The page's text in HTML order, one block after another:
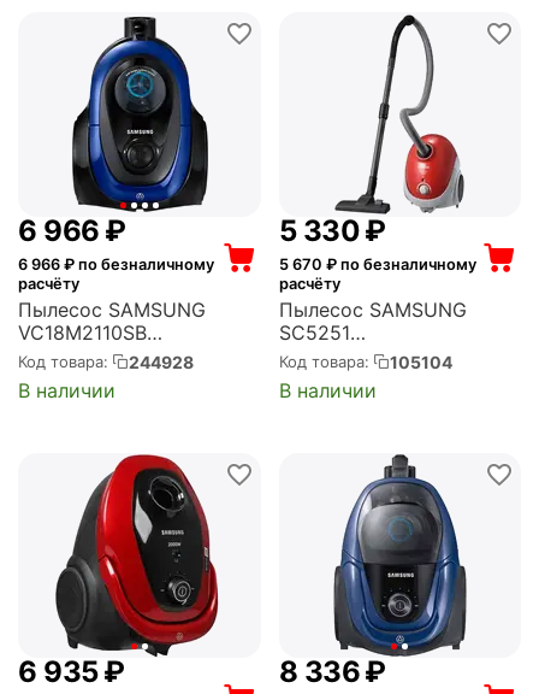
6 966 ₽
6 966 ₽ по безналичному
расчёту
Пылесос SAMSUNG
VC18M2110SB
(VC18M2110SB/EV)
Код товара: 244928
В наличии
5 330₽
5 670 ₽ по безналичному
расчёту
Пылесос SAMSUNG
SC5251
(VCC5251V3R/XEV)
Код товара: 105104
В наличии
6 935₽ 8 336₽